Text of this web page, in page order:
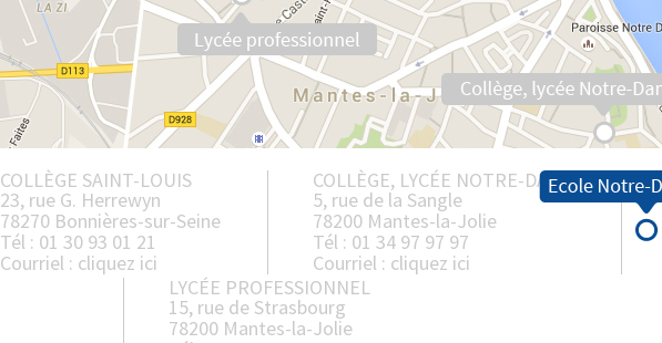
COLLÈGE SAINT-LOUIS
23, rue G. Herrewyn
78270 Bonnières-sur-Seine
Tél : 01 30 93 01 21
Courriel : cliquez ici
COLLÈGE, LYCÉE NOTRE-DAME
5, rue de la Sangle
78200 Mantes-la-Jolie
Tél : 01 34 97 97 97
Courriel : cliquez ici
LYCÉE PROFESSIONNEL
15, rue de Strasbourg
78200 Mantes-la-Jolie